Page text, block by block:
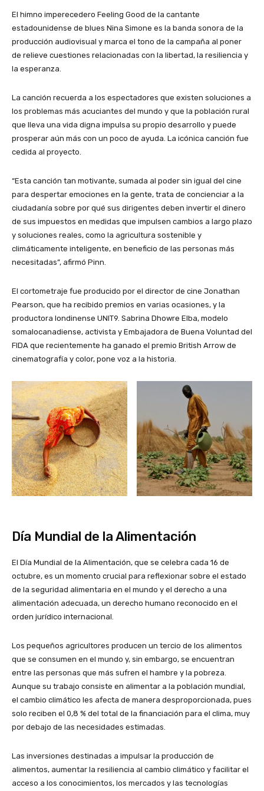
El himno imperecedero Feeling Good de la cantante
estadounidense de blues Nina Simone es la banda sonora de la
producción audiovisual y marca el tono de la campaña al poner
de relieve cuestiones relacionadas con la libertad, la resiliencia y
la esperanza.
La canción recuerda a los espectadores que existen soluciones a
los problemas más acuciantes del mundo y que la población rural
que lleva una vida digna impulsa su propio desarrollo y puede
prosperar aún más con un poco de ayuda. La icónica canción fue
cedida al proyecto.
“Esta canción tan motivante, sumada al poder sin igual del cine
para despertar emociones en la gente, trata de concienciar a la
ciudadanía sobre por qué sus dirigentes deben invertir el dinero
de sus impuestos en medidas que impulsen cambios a largo plazo
y soluciones reales, como la agricultura sostenible y
climáticamente inteligente, en beneficio de las personas más
necesitadas”, afirmó Pinn.
El cortometraje fue producido por el director de cine Jonathan
Pearson, que ha recibido premios en varias ocasiones, y la
productora londinense UNIT9. Sabrina Dhowre Elba, modelo
somalocanadiense, activista y Embajadora de Buena Voluntad del
FIDA que recientemente ha ganado el premio British Arrow de
cinematografía y color, pone voz a la historia.
Día Mundial de la Alimentación
El Día Mundial de la Alimentación, que se celebra cada 16 de
octubre, es un momento crucial para reflexionar sobre el estado
de la seguridad alimentaria en el mundo y el derecho a una
alimentación adecuada, un derecho humano reconocido en el
orden jurídico internacional.
Los pequeños agricultores producen un tercio de los alimentos
que se consumen en el mundo y, sin embargo, se encuentran
entre las personas que más sufren el hambre y la pobreza.
Aunque su trabajo consiste en alimentar a la población mundial,
el cambio climático les afecta de manera desproporcionada, pues
solo reciben el 0,8 % del total de la financiación para el clima, muy
por debajo de las necesidades estimadas.
Las inversiones destinadas a impulsar la producción de
alimentos, aumentar la resiliencia al cambio climático y facilitar el
acceso a los conocimientos, los mercados y las tecnologías